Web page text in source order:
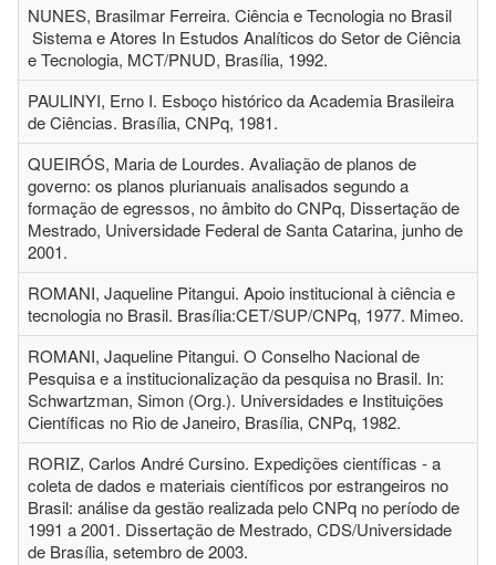
NUNES, Brasilmar Ferreira. Ciência e Tecnologia no Brasil
Sistema e Atores In Estudos Analíticos do Setor de Ciência
e Tecnologia, MCT/PNUD, Brasília, 1992.
PAULINYI, Erno I. Esboço histórico da Academia Brasileira
de Ciências. Brasília, CNPq, 1981.
QUEIRÓS, Maria de Lourdes. Avaliação de planos de
governo: os planos plurianuais analisados segundo a
formação de egressos, no âmbito do CNPq, Dissertação de
Mestrado, Universidade Federal de Santa Catarina, junho de
2001.
ROMANI, Jaqueline Pitangui. Apoio institucional à ciência e
tecnologia no Brasil. Brasília:CET/SUP/CNPq, 1977. Mimeo.
ROMANI, Jaqueline Pitangui. O Conselho Nacional de
Pesquisa e a institucionalização da pesquisa no Brasil. In:
Schwartzman, Simon (Org.). Universidades e Instituições
Científicas no Rio de Janeiro, Brasília, CNPq, 1982.
RORIZ, Carlos André Cursino. Expedições científicas - a
coleta de dados e materiais científicos por estrangeiros no
Brasil: análise da gestão realizada pelo CNPq no período de
1991 a 2001. Dissertação de Mestrado, CDS/Universidade
de Brasília, setembro de 2003.